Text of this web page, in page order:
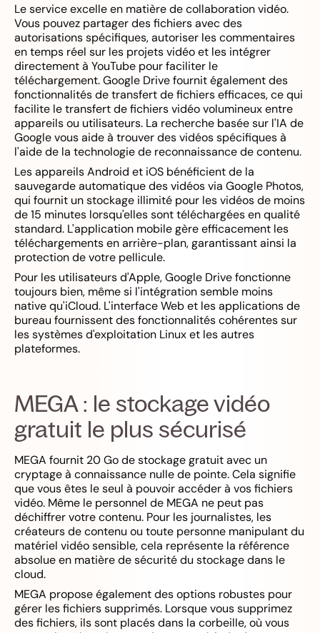
Le service excelle en matière de collaboration vidéo.
Vous pouvez partager des fichiers avec des
autorisations spécifiques, autoriser les commentaires
en temps réel sur les projets vidéo et les intégrer
directement à YouTube pour faciliter le
téléchargement. Google Drive fournit également des
fonctionnalités de transfert de fichiers efficaces, ce qui
facilite le transfert de fichiers vidéo volumineux entre
appareils ou utilisateurs. La recherche basée sur l'IA de
Google vous aide à trouver des vidéos spécifiques à
l'aide de la technologie de reconnaissance de contenu.
Les appareils Android et iOS bénéficient de la
sauvegarde automatique des vidéos via Google Photos,
qui fournit un stockage illimité pour les vidéos de moins
de 15 minutes lorsqu'elles sont téléchargées en qualité
standard. L'application mobile gère efficacement les
téléchargements en arrière-plan, garantissant ainsi la
protection de votre pellicule.
Pour les utilisateurs d'Apple, Google Drive fonctionne
toujours bien, même si l'intégration semble moins
native qu'iCloud. L'interface Web et les applications de
bureau fournissent des fonctionnalités cohérentes sur
les systèmes d'exploitation Linux et les autres
plateformes.
MEGA : le stockage vidéo
gratuit le plus sécurisé
MEGA fournit 20 Go de stockage gratuit avec un
cryptage à connaissance nulle de pointe. Cela signifie
que vous êtes le seul à pouvoir accéder à vos fichiers
vidéo. Même le personnel de MEGA ne peut pas
déchiffrer votre contenu. Pour les journalistes, les
créateurs de contenu ou toute personne manipulant du
matériel vidéo sensible, cela représente la référence
absolue en matière de sécurité du stockage dans le
cloud.
MEGA propose également des options robustes pour
gérer les fichiers supprimés. Lorsque vous supprimez
des fichiers, ils sont placés dans la corbeille, où vous